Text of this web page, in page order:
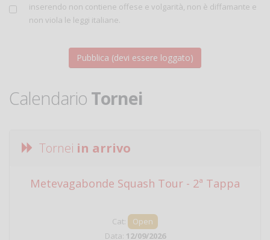
inserendo non contiene offese e volgarità, non è diffamante e
non viola le leggi italiane.
Calendario Tornei
Tornei in arrivo
Metevagabonde Squash Tour - 2ª Tappa
Cat:
Open
Data: 12/09/2026